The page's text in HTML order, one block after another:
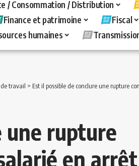
/ Consommation / Distribution
Finance et patrimoine Fiscal
humaines
travail > Est il possible de conclure une rupture conventionnelle avec un salarié en arrêt
une rupture
en arrêt